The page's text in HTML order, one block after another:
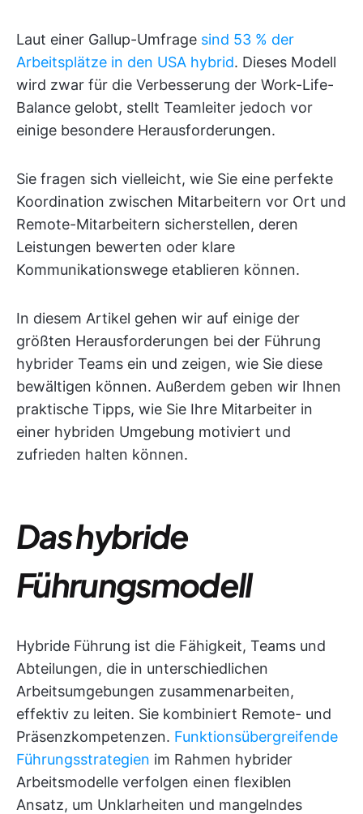
Laut einer Gallup-Umfrage sind 53 % der
Arbeitsplätze in den USA hybrid. Dieses Modell
wird zwar für die Verbesserung der Work-Life-
Balance gelobt, stellt Teamleiter jedoch vor
einige besondere Herausforderungen.
Sie fragen sich vielleicht, wie Sie eine perfekte
Koordination zwischen Mitarbeitern vor Ort und
Remote-Mitarbeitern sicherstellen, deren
Leistungen bewerten oder klare
Kommunikationswege etablieren können.
In diesem Artikel gehen wir auf einige der
größten Herausforderungen bei der Führung
hybrider Teams ein und zeigen, wie Sie diese
bewältigen können. Außerdem geben wir Ihnen
praktische Tipps, wie Sie Ihre Mitarbeiter in
einer hybriden Umgebung motiviert und
zufrieden halten können.
Das hybride
Führungsmodell
Hybride Führung ist die Fähigkeit, Teams und
Abteilungen, die in unterschiedlichen
Arbeitsumgebungen zusammenarbeiten,
effektiv zu leiten. Sie kombiniert Remote- und
Präsenzkompetenzen. Funktionsübergreifende
Führungsstrategien im Rahmen hybrider
Arbeitsmodelle verfolgen einen flexiblen
Ansatz, um Unklarheiten und mangelndes